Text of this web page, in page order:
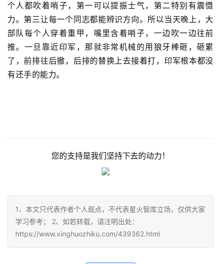
个人都吹着哨子，第一可以提振士气，第二特别有震慑
力。第三让每一个同志都能辨识方向。所以当天晚上，大
部队每个人穿着重甲，嘴里含着哨子，一边吹一边往前
推。一旦靠近印军，那就非常机械的用狼牙棒砸，砸累
了，前排往后撤，后排的替换上去接着打，印军根本都没
有还手的能力。
您的支持是我们坚持下去的动力！
1、本文只代表作者个人观点，不代表星火智库立场，仅供大家
学习参考； 2、如若转载，请注明出处：
https://www.xinghuozhiku.com/439362.html